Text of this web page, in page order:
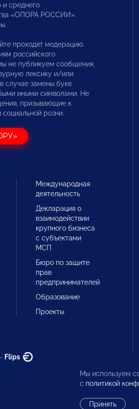
и среднего
«ОПОРА РОССИИ».
проходят модерацию.
российского
не публикуем сообщения,
лексику и/или
случае замены букв
иными символами. Не
призывающие к
розни.
Международная
деятельность
Декларация о
взаимодействии
крупного бизнеса
с субъектами
МСП
Бюро по защите
прав
предпринимателей
Образование
Проекты
Flips
Мы используем
с политикой
Принять